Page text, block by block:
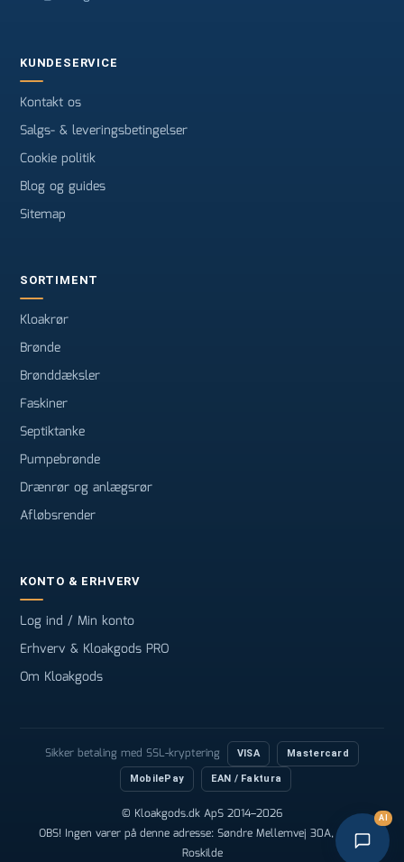
KUNDESERVICE
Kontakt os
Salgs- & leveringsbetingelser
Cookie politik
Blog og guides
Sitemap
SORTIMENT
Kloakrør
Brønde
Brønddæksler
Faskiner
Septiktanke
Pumpebrønde
Drænrør og anlægsrør
Afløbsrender
KONTO & ERHVERV
Log ind / Min konto
Erhverv & Kloakgods PRO
Om Kloakgods
Sikker betaling med SSL-kryptering VISA Mastercard
MobilePay EAN / Faktura
© Kloakgods.dk ApS 2014–2026
OBS! Ingen varer på denne adresse: Søndre Mellemvej 30A, 4000
Roskilde
AI